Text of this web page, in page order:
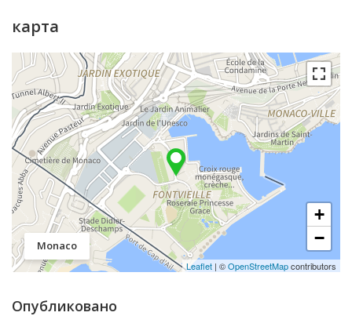
карта
Monaco
+
−
Leaflet | ©OpenStreetMapcontributors
Опубликовано